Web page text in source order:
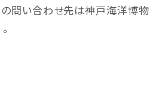
の問い合わせ先は神戸海洋博物